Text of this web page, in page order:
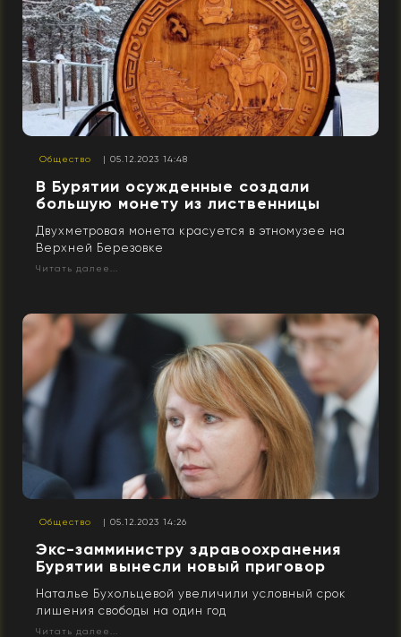
Общество | 05.12.2023 14:48
В Бурятии осужденные создали
большую монету из лиственницы
Двухметровая монета красуется в этномузее на
Верхней Березовке
Читать далее...
Общество | 05.12.2023 14:26
Экс-замминистру здравоохранения
Бурятии вынесли новый приговор
Наталье Бухольцевой увеличили условный срок
лишения свободы на один год
Читать далее...